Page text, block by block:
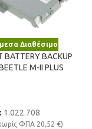
Διαθέσιμο
BATTERY BACKUP
M-II PLUS
1.022.708
ΦΠΑ 20,52 €)